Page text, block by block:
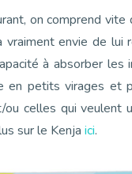
on comprend
envie de lui
à absorber les
en petits virages et
celles qui veulent
sur le Kenja ici.